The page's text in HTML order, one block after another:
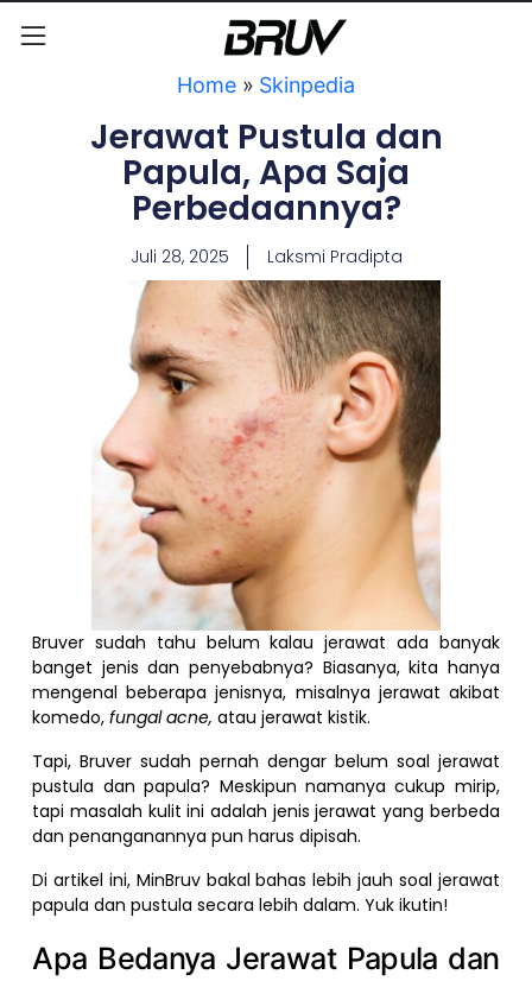
Home» Skinpedia
Jerawat Pustula dan
Papula, Apa Saja
Perbedaannya?
Juli 28, 2025 Laksmi Pradipta
Bruver sudah tahu belum kalau jerawat ada banyak
banget jenis dan penyebabnya? Biasanya, kita hanya
mengenal beberapa jenisnya, misalnya jerawat akibat
komedo,fungal acne,atau jerawat kistik.
Tapi, Bruver sudah pernah dengar belum soal jerawat
pustula dan papula? Meskipun namanya cukup mirip,
tapi masalah kulit ini adalah jenis jerawat yang berbeda
dan penanganannya pun harus dipisah.
Di artikel ini, MinBruv bakal bahas lebih jauh soal jerawat
papula dan pustula secara lebih dalam. Yuk ikutin!
Apa Bedanya Jerawat Papula dan